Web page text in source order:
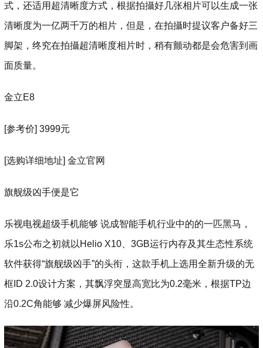
式，还适用超清晰度方式，根据拍攝好几张相片可以生成一张
清晰度为一亿两千万的相片，但是，在拍攝时提议客户备好三
脚架，终究在拍攝超清晰度相片时，稍有颤动都是会危害到画
面质量。
金立E8
[参考价] 3999元
[选购详细地址] 金立官网
旗舰级凶手便是它
乐视电视超级手机能够 说成智能手机行业中的的一匹黑马，
乐1s公布之初就以Helio X10、3GB运行内存及其生态性系统
软件获得“旗舰级凶手”的头衔，这款手机上选用全新升级的无
框ID 2.0设计方案，其飘浮突显高宽比为0.2毫米，根据TP边
沿0.2C角能够 减少爆屏风险性。